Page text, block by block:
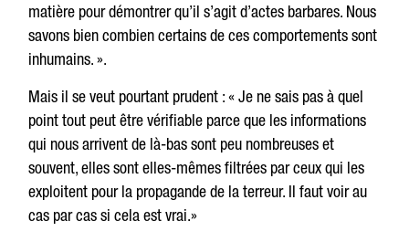
matière pour démontrer qu’il s’agit d’actes barbares. Nous
savons bien combien certains de ces comportements sont
inhumains. ».
Mais il se veut pourtant prudent : « Je ne sais pas à quel
point tout peut être vérifiable parce que les informations
qui nous arrivent de là-bas sont peu nombreuses et
souvent, elles sont elles-mêmes filtrées par ceux qui les
exploitent pour la propagande de la terreur. Il faut voir au
cas par cas si cela est vrai.»